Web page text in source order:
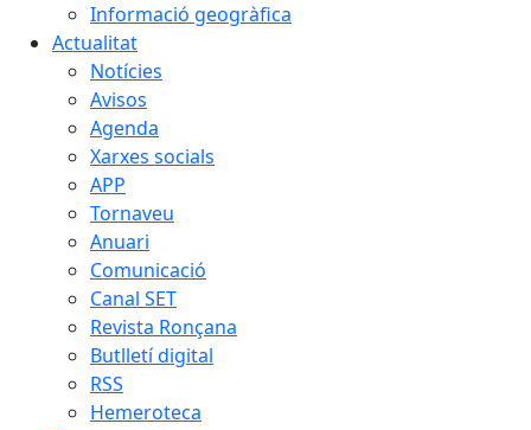
Informació geogràfica
Actualitat
Notícies
Avisos
Agenda
Xarxes socials
APP
Tornaveu
Anuari
Comunicació
Canal SET
Revista Ronçana
Butlletí digital
RSS
Hemeroteca